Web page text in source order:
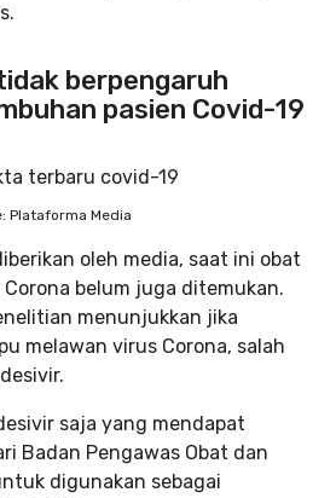
berpengaruh
pasien Covid-19
Plataforma Media
oleh media, saat ini obat
belum juga ditemukan.
menunjukkan jika
melawan virus Corona, salah
saja yang mendapat
Badan Pengawas Obat dan
digunakan sebagai